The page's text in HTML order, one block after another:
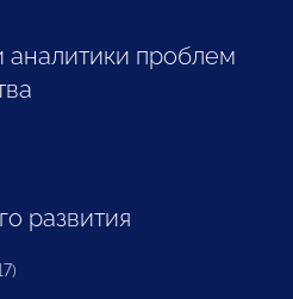
аналитики проблем
развития